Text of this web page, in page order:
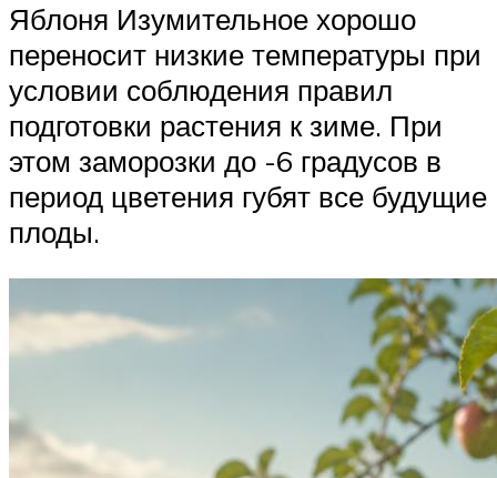
Яблоня Изумительное хорошо
переносит низкие температуры при
условии соблюдения правил
подготовки растения к зиме. При
этом заморозки до -6 градусов в
период цветения губят все будущие
плоды.